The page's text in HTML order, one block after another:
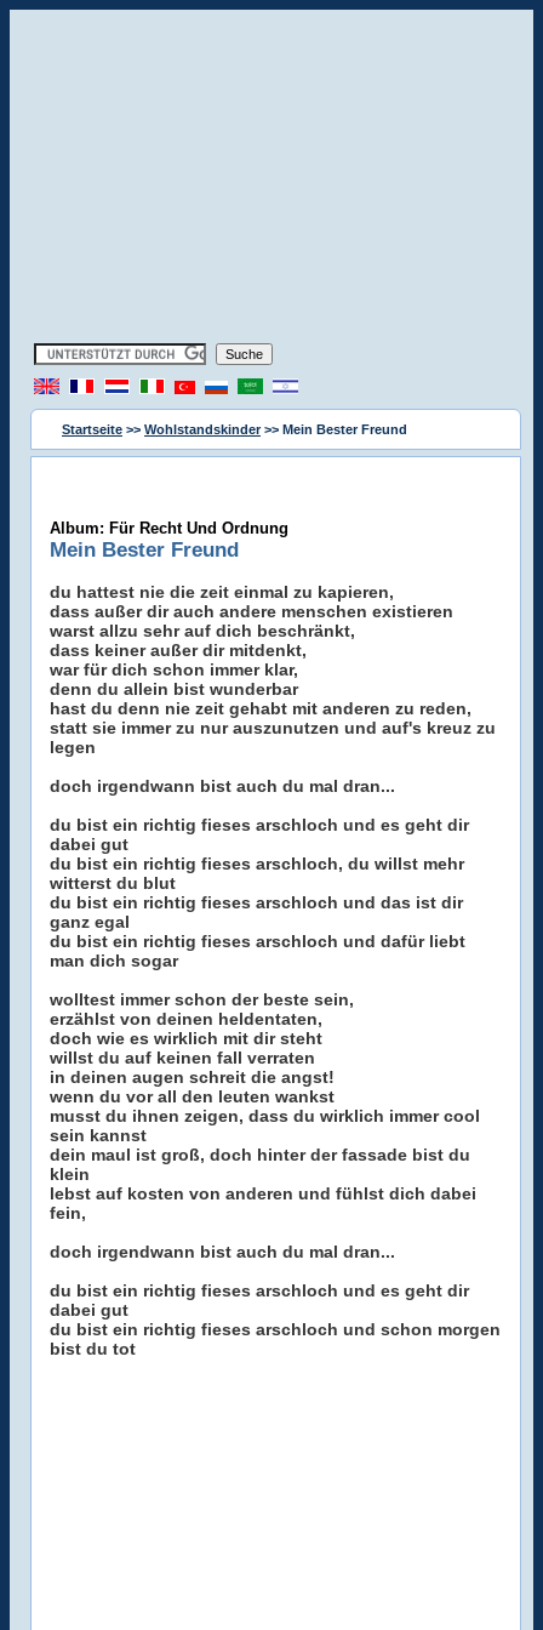
Startseite >> Wohlstandskinder>> Mein Bester Freund
Album: Für Recht Und Ordnung
Mein Bester Freund
du hattest nie die zeit einmal zu kapieren,
dass außer dir auch andere menschen existieren
warst allzu sehr auf dich beschränkt,
dass keiner außer dir mitdenkt,
war für dich schon immer klar,
denn du allein bist wunderbar
hast du denn nie zeit gehabt mit anderen zu reden,
statt sie immer zu nur auszunutzen und auf's kreuz zu
legen
doch irgendwann bist auch du mal dran...
du bist ein richtig fieses arschloch und es geht dir
dabei gut
du bist ein richtig fieses arschloch, du willst mehr
witterst du blut
du bist ein richtig fieses arschloch und das ist dir
ganz egal
du bist ein richtig fieses arschloch und dafür liebt
man dich sogar
wolltest immer schon der beste sein,
erzählst von deinen heldentaten,
doch wie es wirklich mit dir steht
willst du auf keinen fall verraten
in deinen augen schreit die angst!
wenn du vor all den leuten wankst
musst du ihnen zeigen, dass du wirklich immer cool
sein kannst
dein maul ist groß, doch hinter der fassade bist du
klein
lebst auf kosten von anderen und fühlst dich dabei
fein,
doch irgendwann bist auch du mal dran...
du bist ein richtig fieses arschloch und es geht dir
dabei gut
du bist ein richtig fieses arschloch und schon morgen
bist du tot